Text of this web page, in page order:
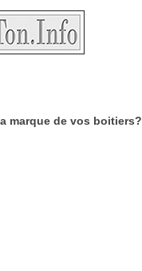
marque de vos boitiers?